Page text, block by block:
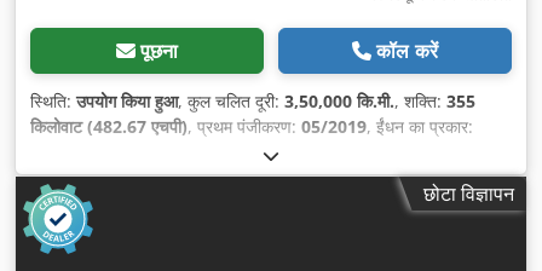
पूछना कॉल करें
स्थिति:उपयोग किया हुआ, कुल चलित दूरी: 3,50,000 कि.मी., शक्ति: 355
किलोवाट (482.67 एचपी), प्रथम पंजीकरण: 05/2019, ईंधन का प्रकार:
, धुरा विन्यास:
सफ़ेद, गियरिंग प्रकार:स्वचालित, उत्सर्जन श्रेणी:यूरो 6, कुल लंबाई:10,920
मिमी, कुल चौड़ाई:
, लोडिंग स्पेस की लंबाई:
7,000 मिमी
1,000 मिमी
छोटा विज्ञापन